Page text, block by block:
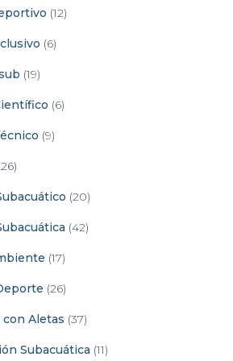
(12)
(6)
(19)
(6)
(9)
(20)
(42)
(17)
(26)
Aletas (37)
Subacuática (11)